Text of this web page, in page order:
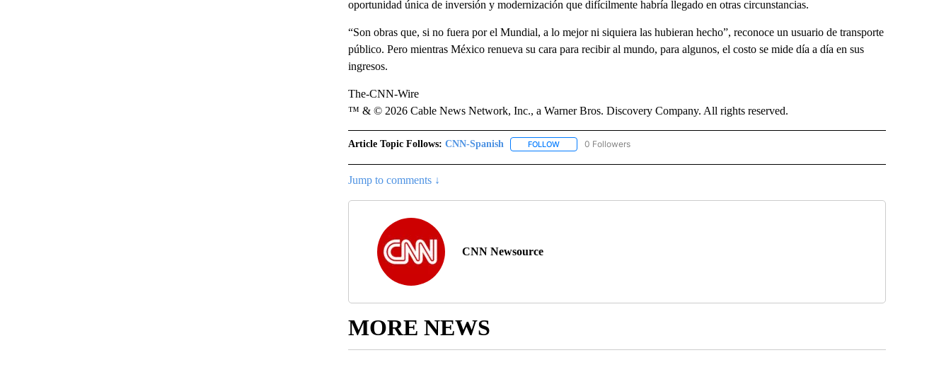
oportunidad única de inversión y modernización que difícilmente habría llegado en otras circunstancias.
“Son obras que, si no fuera por el Mundial, a lo mejor ni siquiera las hubieran hecho”, reconoce un usuario de transporte
público. Pero mientras México renueva su cara para recibir al mundo, para algunos, el costo se mide día a día en sus
ingresos.
The-CNN-Wire
™ & © 2026 Cable News Network, Inc., a Warner Bros. Discovery Company. All rights reserved.
Article Topic Follows: CNN-Spanish FOLLOWFOLLOW "CNN-SPANISH" TO RECEIVE NOTIFICATIONS ABOUT NEW PAGES ON "CNN-SPANISH".
0 Followers
Jump to comments ↓
CNN Newsource
MORE NEWS